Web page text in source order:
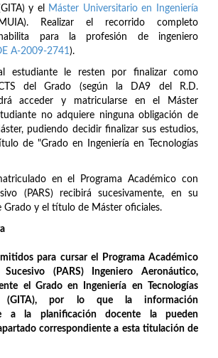
y el
Máster Universitario en Ingeniería
Realizar el recorrido completo
habilita para la profesión de ingeniero
A-2009-2741).
estudiante le resten por finalizar como
del Grado (según la DA9 del R.D.
acceder y matricularse en el Máster
no adquiere ninguna obligación de
pudiendo decidir finalizar sus estudios,
de "Grado en Ingeniería en Tecnologías
en el Programa Académico con
(PARS) recibirá sucesivamente, en su
Grado y el título de Máster oficiales.
para cursar el Programa Académico
(PARS) Ingeniero Aeronáutico,
el Grado en Ingeniería en Tecnologías
(GITA), por lo que la información
a la planificación docente la pueden
correspondiente a esta titulación de